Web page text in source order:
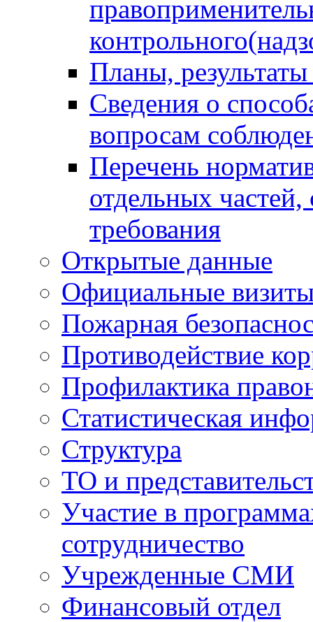
Планы,
Сведения о
вопросам
Перечень
отдельных
требования
Открытые данные
Официальные
Пожарная
Противодействие
Профилактика
Статистическая
Структура
ТО и
Участие в
сотрудничество
Учрежденные СМИ
Финансовый отдел